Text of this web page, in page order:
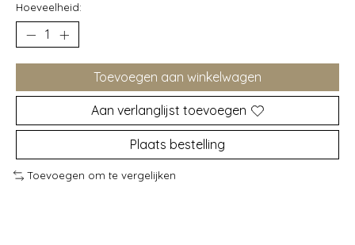
Hoeveelheid:
Toevoegen aan winkelwagen
Aan verlanglijst toevoegen
Plaats bestelling
Toevoegen om te vergelijken